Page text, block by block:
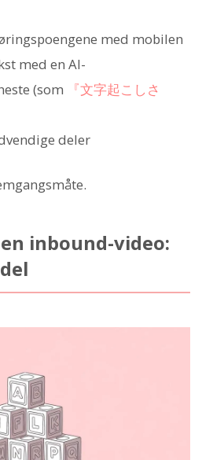
med mobilen
med en AI-
(som
『文字起こしさ
deler
inbound-video: